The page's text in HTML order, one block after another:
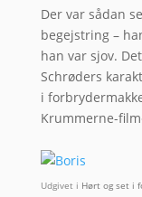
Der var sådan
begejstring –
han var sjov.
Schrøders
i
Krummerne-
Udgivet i Hørt og set i